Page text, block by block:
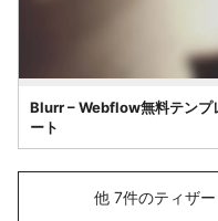
Blurr – Webflow無料テンプ
ート
他 7件のティザ